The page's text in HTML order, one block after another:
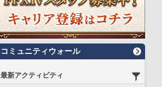
コミュニティウォール
最新アクティビティ